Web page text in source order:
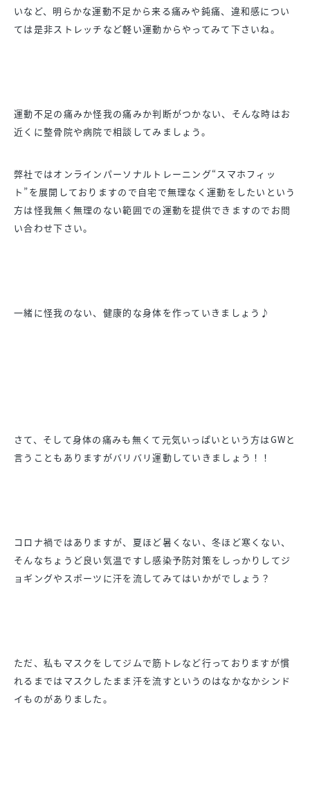
いなど、明らかな運動不足から来る痛みや鈍痛、違和感につい
ては是非ストレッチなど軽い運動からやってみて下さいね。
運動不足の痛みか怪我の痛みか判断がつかない、そんな時はお
近くに整骨院や病院で相談してみましょう。
弊社ではオンラインパーソナルトレーニング“スマホフィッ
ト”を展開しておりますので自宅で無理なく運動をしたいという
方は怪我無く無理のない範囲での運動を提供できますのでお問
い合わせ下さい。
一緒に怪我のない、健康的な身体を作っていきましょう♪
さて、そして身体の痛みも無くて元気いっぱいという方はGWと
言うこともありますがバリバリ運動していきましょう！！
コロナ禍ではありますが、夏ほど暑くない、冬ほど寒くない、
そんなちょうど良い気温ですし感染予防対策をしっかりしてジ
ョギングやスポーツに汗を流してみてはいかがでしょう？
ただ、私もマスクをしてジムで筋トレなど行っておりますが慣
れるまではマスクしたまま汗を流すというのはなかなかシンド
イものがありました。